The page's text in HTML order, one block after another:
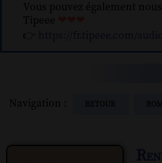
Vous pouvez également
Tipeee
👉
Navigation :